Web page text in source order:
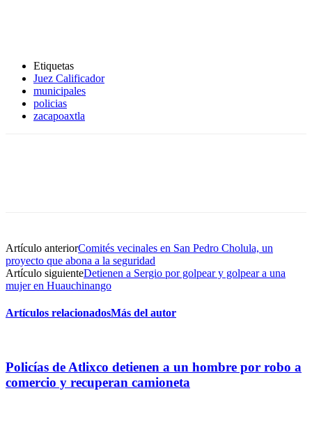
Etiquetas
Juez Calificador
municipales
policias
zacapoaxtla
Artículo anteriorComités vecinales en San Pedro Cholula, un
proyecto que abona a la seguridad
Artículo siguienteDetienen a Sergio por golpear y golpear a una
mujer en Huauchinango
Artículos relacionadosMás del autor
Policías de Atlixco detienen a un hombre por robo a
comercio y recuperan camioneta